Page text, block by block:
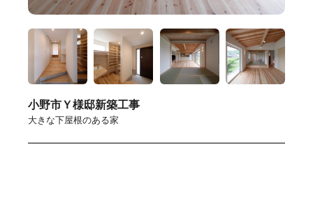
小野市Ｙ様邸新築工事
大きな下屋根のある家